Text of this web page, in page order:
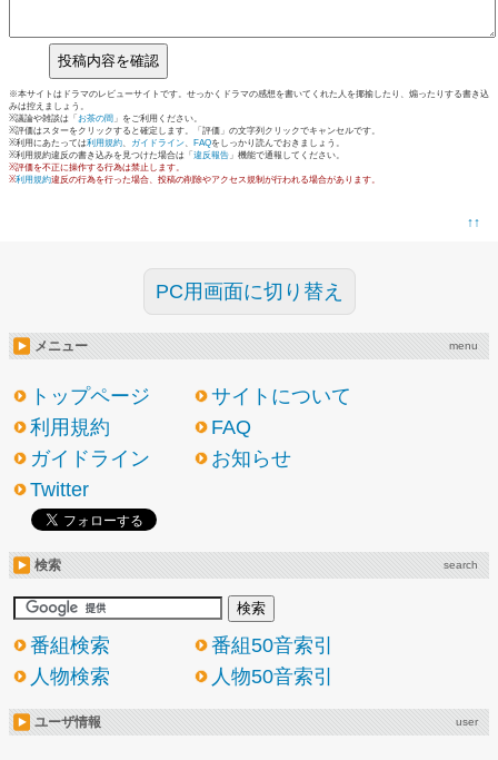
※本サイトはドラマのレビューサイトです。せっかくドラマの感想を書いてくれた人を揶揄したり、煽ったりする書き込
みは控えましょう。
※議論や雑談は「 お茶の間 」をご利用ください。
※評価はスターをクリックすると確定します。「評価」の文字列クリックでキャンセルです。
※利用にあたっては利用規約、 ガイドライン、 FAQをしっかり読んでおきましょう。
※利用規約違反の書き込みを見つけた場合は「 違反報告 」機能で通報してください。
※評価を不正に操作する行為は禁止します。
※利用規約違反の行為を行った場合、投稿の削除やアクセス規制が行われる場合があります。
↑↑
PC用画面に切り替え
メニュー menu
トップページ
サイトについて
利用規約
FAQ
ガイドライン
お知らせ
Twitter
検索 search
番組検索
番組50音索引
人物検索
人物50音索引
ユーザ情報 user